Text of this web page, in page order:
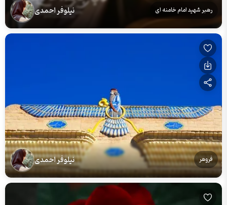
رهبر شهید امام خامنه ای نیلوفر احمدی
فروهر نیلوفر احمدی